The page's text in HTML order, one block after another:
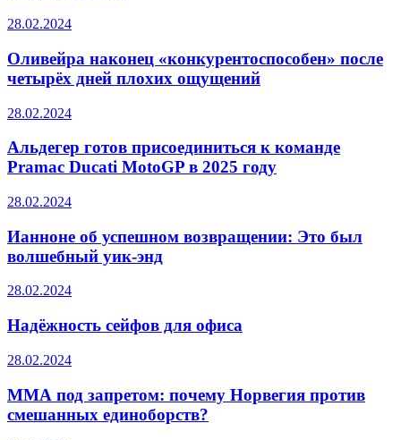
28.02.2024
Оливейра наконец «конкурентоспособен» после
четырёх дней плохих ощущений
28.02.2024
Альдегер готов присоединиться к команде
Pramac Ducati MotoGP в 2025 году
28.02.2024
Ианноне об успешном возвращении: Это был
волшебный уик-энд
28.02.2024
Надёжность сейфов для офиса
28.02.2024
ММА под запретом: почему Норвегия против
смешанных единоборств?